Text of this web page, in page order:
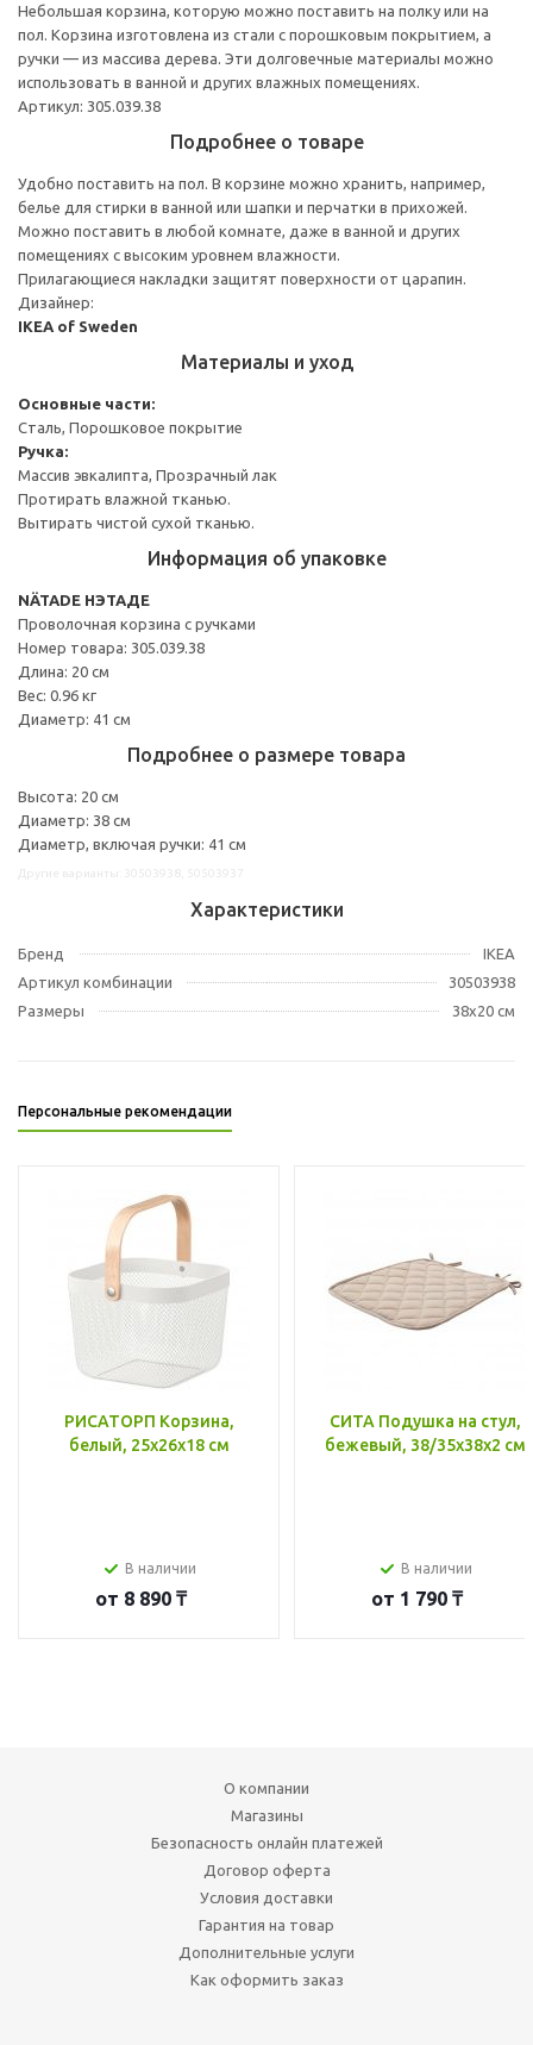
Небольшая корзина, которую можно поставить на полку или на
пол. Корзина изготовлена из стали с порошковым покрытием, а
ручки — из массива дерева. Эти долговечные материалы можно
использовать в ванной и других влажных помещениях.
Артикул: 305.039.38
Подробнее о товаре
Удобно поставить на пол. В корзине можно хранить, например,
белье для стирки в ванной или шапки и перчатки в прихожей.
Можно поставить в любой комнате, даже в ванной и других
помещениях с высоким уровнем влажности.
Прилагающиеся накладки защитят поверхности от царапин.
Дизайнер:
IKEA of Sweden
Материалы и уход
Основные части:
Сталь, Порошковое покрытие
Ручка:
Массив эвкалипта, Прозрачный лак
Протирать влажной тканью.
Вытирать чистой сухой тканью.
Информация об упаковке
NÄTADE НЭТАДЕ
Проволочная корзина с ручками
Номер товара: 305.039.38
Длина: 20 см
Вес: 0.96 кг
Диаметр: 41 см
Подробнее о размере товара
Высота: 20 см
Диаметр: 38 см
Диаметр, включая ручки: 41 см
Характеристики
Бренд
IKEA
Артикул комбинации
30503938
Размеры
38x20 см
Персональные рекомендации
РИСАТОРП Корзина,
белый, 25x26x18 см
В наличии
от 8 890 ₸
СИТА Подушка на стул,
бежевый, 38/35x38x2 см
В наличии
от 1 790 ₸
О компании
Магазины
Безопасность онлайн платежей
Договор оферта
Условия доставки
Гарантия на товар
Дополнительные услуги
Как оформить заказ